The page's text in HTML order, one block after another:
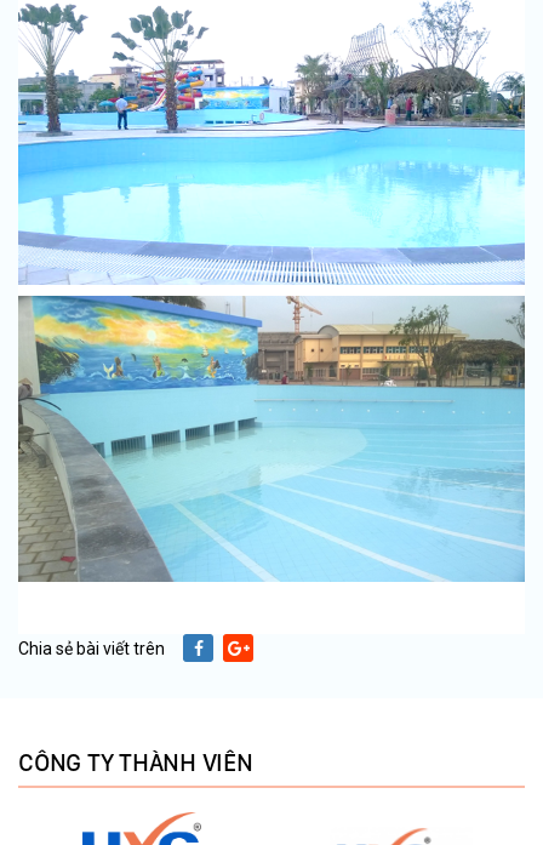
Chia sẻ bài viết trên
CÔNG TY THÀNH VIÊN